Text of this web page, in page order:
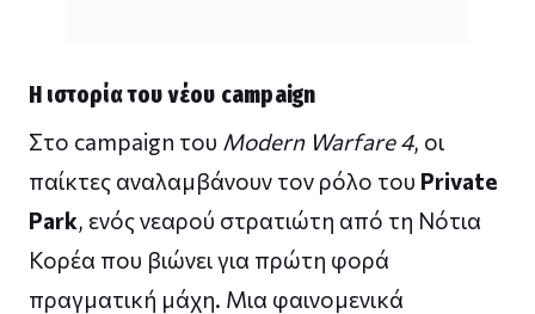
Η ιστορία του νέου campaign
Στο campaign του Modern Warfare 4, οι
παίκτες αναλαμβάνουν τον ρόλο του Private
Park, ενός νεαρού στρατιώτη από τη Νότια
Κορέα που βιώνει για πρώτη φορά
πραγματική μάχη. Μια φαινομενικά